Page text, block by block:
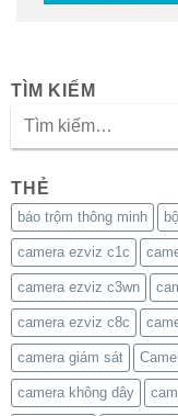
TÌM KIẾM
THẺ
báo trộm thông minh
camera ezviz c1c
camera ezviz c3wn
camera ezviz c8c
camera giám sát
camera không dây